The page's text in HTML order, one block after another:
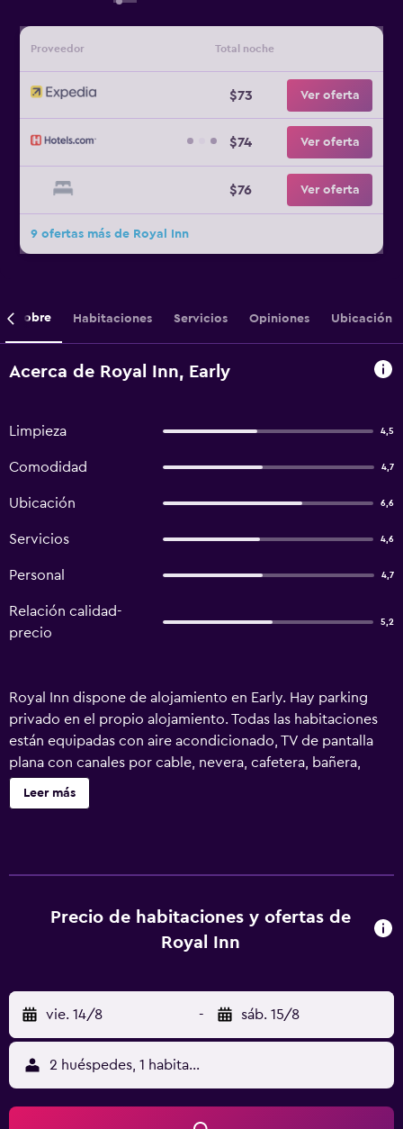
Proveedor Total noche
$73 Ver oferta
$74 Ver oferta
$76 Ver oferta
9 ofertas más de Royal Inn
Sobre Habitaciones Servicios Opiniones Ubicación
Acerca de Royal Inn, Early
Limpieza 4,5
Comodidad 4,7
Ubicación 6,6
Servicios 4,6
Personal 4,7
Relación calidad-
precio
5,2
Royal Inn dispone de alojamiento en Early. Hay parking
privado en el propio alojamiento. Todas las habitaciones
están equipadas con aire acondicionado, TV de pantalla
plana con canales por cable, nevera, cafetera, bañera,
artículos de aseo gratuitos y armario. En el motel, las
habitaciones cuentan con baño privado y ropa de cama. El
Leer más
Precio de habitaciones y ofertas de
Royal Inn
vie. 14/8 - sáb. 15/8
2 huéspedes, 1 habitación